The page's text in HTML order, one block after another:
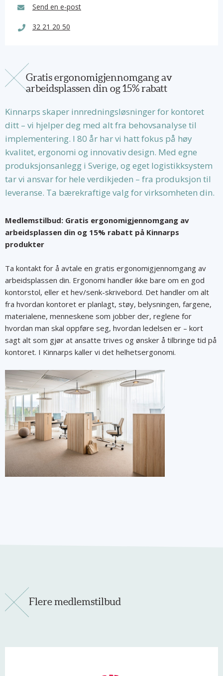
Send en e-post
32 21 20 50
Gratis ergonomigjennomgang av
arbeidsplassen din og 15% rabatt
Kinnarps skaper innredningsløsninger for kontoret
ditt – vi hjelper deg med alt fra behovsanalyse til
implementering. I 80 år har vi hatt fokus på høy
kvalitet, ergonomi og innovativ design. Med egne
produksjonsanlegg i Sverige, og eget logistikksystem
tar vi ansvar for hele verdikjeden – fra produksjon til
leveranse. Ta bærekraftige valg for virksomheten din.
Medlemstilbud: Gratis ergonomigjennomgang av
arbeidsplassen din og 15% rabatt på Kinnarps
produkter
Ta kontakt for å avtale en gratis ergonomigjennomgang av
arbeidsplassen din. Ergonomi handler ikke bare om en god
kontorstol, eller et hev/senk-skrivebord. Det handler om alt
fra hvordan kontoret er planlagt, støy, belysningen, fargene,
materialene, menneskene som jobber der, reglene for
hvordan man skal oppføre seg, hvordan ledelsen er – kort
sagt alt som gjør at ansatte trives og ønsker å tilbringe tid på
kontoret. I Kinnarps kaller vi det helhetsergonomi.
Flere medlemstilbud